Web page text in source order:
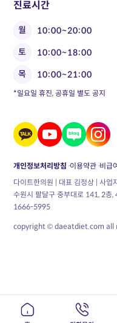
진료시간
월 10:00~20:00
토
10:00~18:00
목
10:00~21:00
*일요일 휴진, 공휴일 별도 공지
개인정보처리방침 이용약관 비급
다이트한의원 | 대표 김정상 | 사
수원시 팔달구 중부대로 141, 2층
1666-5995
copyright © daeatdiet.com all